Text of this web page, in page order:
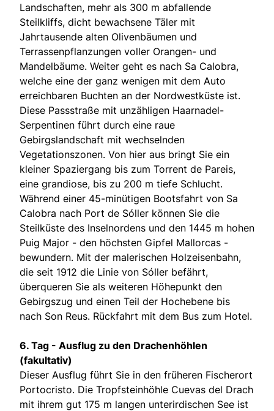
Landschaften, mehr als 300 m abfallende
Steilkliffs, dicht bewachsene Täler mit
Jahrtausende alten Olivenbäumen und
Terrassenpflanzungen voller Orangen- und
Mandelbäume. Weiter geht es nach Sa Calobra,
welche eine der ganz wenigen mit dem Auto
erreichbaren Buchten an der Nordwestküste ist.
Diese Passstraße mit unzähligen Haarnadel-
Serpentinen führt durch eine raue
Gebirgslandschaft mit wechselnden
Vegetationszonen. Von hier aus bringt Sie ein
kleiner Spaziergang bis zum Torrent de Pareis,
eine grandiose, bis zu 200 m tiefe Schlucht.
Während einer 45-minütigen Bootsfahrt von Sa
Calobra nach Port de Sóller können Sie die
Steilküste des Inselnordens und den 1445 m hohen
Puig Major - den höchsten Gipfel Mallorcas -
bewundern. Mit der malerischen Holzeisenbahn,
die seit 1912 die Linie von Sóller befährt,
überqueren Sie als weiteren Höhepunkt den
Gebirgszug und einen Teil der Hochebene bis
nach Son Reus. Rückfahrt mit dem Bus zum Hotel.
6. Tag - Ausflug zu den Drachenhöhlen
(fakultativ)
Dieser Ausflug führt Sie in den früheren Fischerort
Portocristo. Die Tropfsteinhöhle Cuevas del Drach
mit ihrem gut 175 m langen unterirdischen See ist